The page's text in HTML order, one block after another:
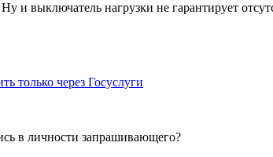
и выключатель нагрузки не гарантирует
только через Госуслуги
в личности запрашивающего?